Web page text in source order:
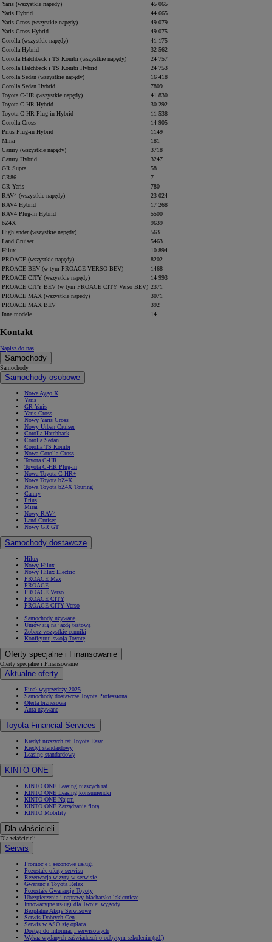
Yaris (wszystkie napędy)
45 065
Yaris Hybrid
44 665
Yaris Cross (wszystkie napędy)
49 079
Yaris Cross Hybrid
49 075
Corolla (wszystkie napędy)
41 175
Corolla Hybrid
32 562
Corolla Hatchback i TS Kombi (wszystkie napędy)
24 757
Corolla Hatchback i TS Kombi Hybrid
24 753
Corolla Sedan (wszystkie napędy)
16 418
Corolla Sedan Hybrid
7809
Toyota C-HR (wszystkie napędy)
41 830
Toyota C-HR Hybrid
30 292
Toyota C-HR Plug-in Hybrid
11 538
Corolla Cross
14 905
Prius Plug-in Hybrid
1149
Mirai
181
Camry (wszystkie napędy)
3718
Camry Hybrid
3247
GR Supra
58
GR86
7
GR Yaris
780
RAV4 (wszystkie napędy)
23 024
RAV4 Hybrid
17 268
RAV4 Plug-in Hybrid
5500
bZ4X
9639
Highlander (wszystkie napędy)
563
Land Cruiser
5463
Hilux
10 894
PROACE (wszystkie napędy)
8202
PROACE BEV (w tym PROACE VERSO BEV)
1468
PROACE CITY (wszystkie napędy)
14 993
PROACE CITY BEV (w tym PROACE CITY Verso BEV) 2371
PROACE MAX (wszystkie napędy)
3071
PROACE MAX BEV
392
Inne modele
14
Kontakt
Napisz do nas
Samochody
Samochody
Samochody osobowe
Nowe Aygo X
Yaris
GR Yaris
Yaris Cross
Nowy Yaris Cross
Nowy Urban Cruiser
Corolla Hatchback
Corolla Sedan
Corolla TS Kombi
Nowa Corolla Cross
Toyota C-HR
Toyota C-HR Plug-in
Nowa Toyota C-HR+
Nowa Toyota bZ4X
Nowa Toyota bZ4X Touring
Camry
Prius
Mirai
Nowy RAV4
Land Cruiser
Nowy GR GT
Samochody dostawcze
Hilux
Nowy Hilux
Nowy Hilux Electric
PROACE Max
PROACE
PROACE Verso
PROACE CITY
PROACE CITY Verso
Samochody używane
Umów się na jazdę testową
Zobacz wszystkie cenniki
Konfiguruj swoją Toyotę
Oferty specjalne i Finansowanie
Oferty specjalne i Finansowanie
Aktualne oferty
Finał wyprzedaży 2025
Samochody dostawcze Toyota Professional
Oferta biznesowa
Auta używane
Toyota Financial Services
Kredyt niższych rat Toyota Easy
Kredyt standardowy
Leasing standardowy
KINTO ONE
KINTO ONE Leasing niższych rat
KINTO ONE Leasing konsumencki
KINTO ONE Najem
KINTO ONE Zarządzanie flotą
KINTO Mobility
Dla właścicieli
Dla właścicieli
Serwis
Promocje i sezonowe usługi
Pozostałe oferty serwisu
Rezerwacja wizyty w serwisie
Gwarancja Toyota Relax
Pozostałe Gwarancje Toyoty
Ubezpieczenia i naprawy blacharsko-lakiernicze
Innowacyjne usługi dla Twojej wygody
Bezpłatne Akcje Serwisowe
Serwis Dobrych Cen
Serwis w ASO się opłaca
Dostęp do informacji serwisowych
Wykaz wydanych zaświadczeń o odbytym szkoleniu (pdf)